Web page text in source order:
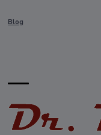
Blog